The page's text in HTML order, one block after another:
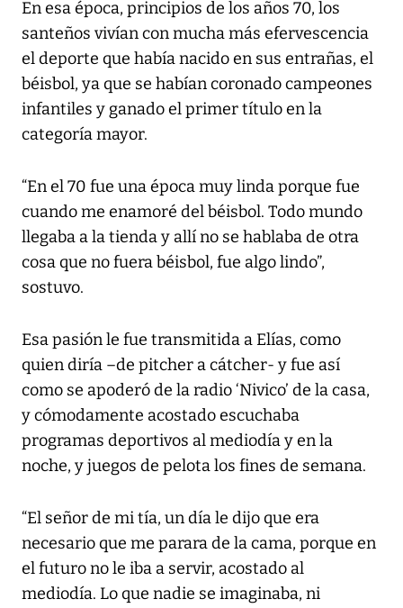
En esa época, principios de los años 70, los
santeños vivían con mucha más efervescencia
el deporte que había nacido en sus entrañas, el
béisbol, ya que se habían coronado campeones
infantiles y ganado el primer título en la
categoría mayor.
“En el 70 fue una época muy linda porque fue
cuando me enamoré del béisbol. Todo mundo
llegaba a la tienda y allí no se hablaba de otra
cosa que no fuera béisbol, fue algo lindo”,
sostuvo.
Esa pasión le fue transmitida a Elías, como
quien diría –de pitcher a cátcher- y fue así
como se apoderó de la radio ‘Nivico’ de la casa,
y cómodamente acostado escuchaba
programas deportivos al mediodía y en la
noche, y juegos de pelota los fines de semana.
“El señor de mi tía, un día le dijo que era
necesario que me parara de la cama, porque en
el futuro no le iba a servir, acostado al
mediodía. Lo que nadie se imaginaba, ni